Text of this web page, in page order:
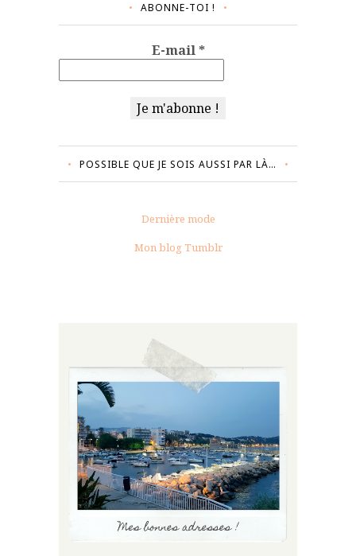
ABONNE-TOI !
E-mail*
POSSIBLE QUE JE SOIS AUSSI PAR LÀ…
Dernière mode
Mon blog Tumblr